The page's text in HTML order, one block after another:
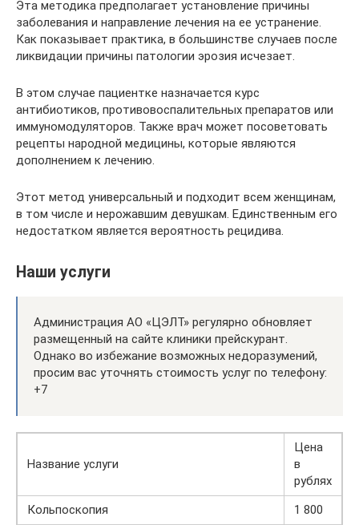
Эта методика предполагает установление причины
заболевания и направление лечения на ее устранение.
Как показывает практика, в большинстве случаев после
ликвидации причины патологии эрозия исчезает.
В этом случае пациентке назначается курс
антибиотиков, противовоспалительных препаратов или
иммуномодуляторов. Также врач может посоветовать
рецепты народной медицины, которые являются
дополнением к лечению.
Этот метод универсальный и подходит всем женщинам,
в том числе и нерожавшим девушкам. Единственным его
недостатком является вероятность рецидива.
Наши услуги
Администрация АО «ЦЭЛТ» регулярно обновляет
размещенный на сайте клиники прейскурант.
Однако во избежание возможных недоразумений,
просим вас уточнять стоимость услуг по телефону:
+7
Название услуги
Цена
в
рублях
Кольпоскопия
1 800